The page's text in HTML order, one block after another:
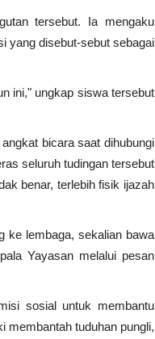
tersebut. Ia mengaku
yang disebut-sebut sebagai
ini," ungkap siswa tersebut
bicara saat dihubungi
seluruh tudingan tersebut
benar, terlebih fisik ijazah
ke lembaga, sekalian bawa
Yayasan melalui pesan
sosial untuk membantu
membantah tuduhan pungli,